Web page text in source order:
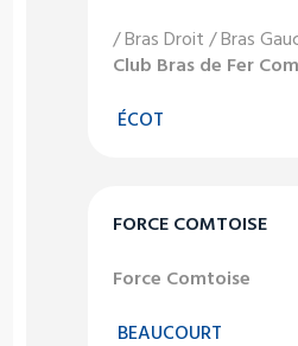
/ Bras Droit / Bras
Club Bras de Fer
ÉCOT
FORCE COMTOISE
Force Comtoise
BEAUCOURT